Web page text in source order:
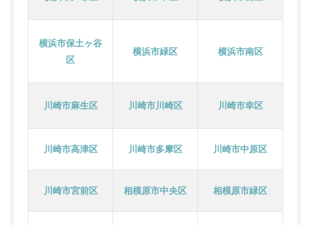
横浜市保土ヶ谷
区
横浜市緑区 横浜市南区
川崎市麻生区 川崎市川崎区 川崎市幸区
川崎市高津区 川崎市多摩区 川崎市中原区
川崎市宮前区 相模原市中央区 相模原市緑区